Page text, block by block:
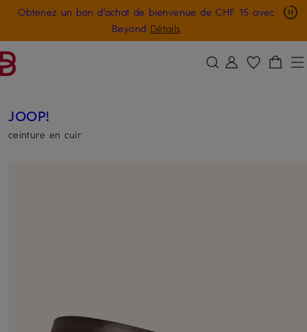
PASSER AU CONTENU PRINCIPAL PASSER AU CHAMP DE
Obtenez un bon d'achat de bienvenue de CHF 15 avec
Beyond Détails
JOOP!
ceinture en cuir